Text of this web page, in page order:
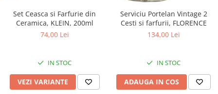
Set Ceasca si Farfurie din
Ceramica, KLEIN, 200ml
74,00 Lei
IN STOC
VEZI VARIANTE
Serviciu Portelan Vintage 2
Cesti si farfurii, FLORENCE
134,00 Lei
IN STOC
ADAUGA IN COS